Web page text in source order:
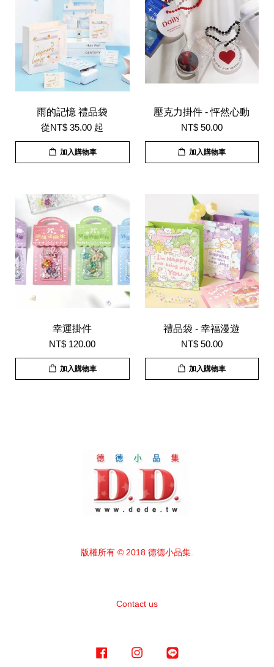
雨的記憶 禮品袋
從NT$ 35.00 起
加入購物車
壓克力掛件 - 怦然心動
NT$ 50.00
加入購物車
幸運掛件
NT$ 120.00
加入購物車
禮品袋 - 幸福漫遊
NT$ 50.00
加入購物車
版權所有 © 2018 德德小品集.
Contact us
Facebook Instagram